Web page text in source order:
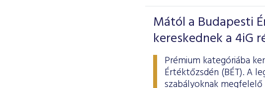
Mától a Budapesti
kereskednek a 4iG
Prémium kategóriába
Értéktőzsdén (BÉT). A
szabályoknak